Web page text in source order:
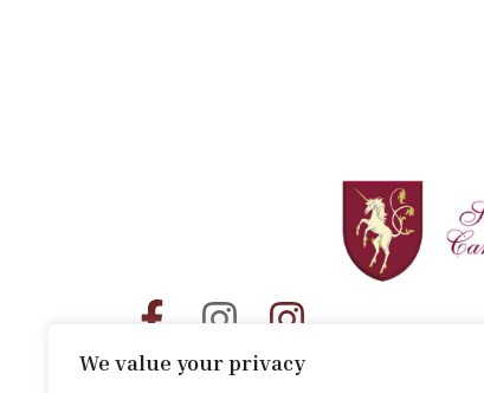
We value your privacy